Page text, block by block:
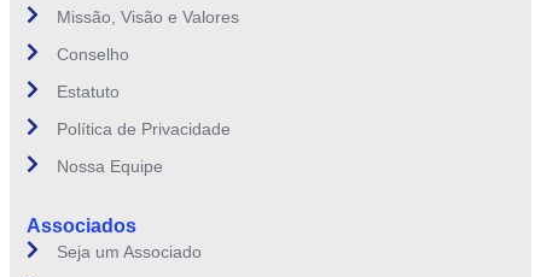
Missão, Visão e Valores
Conselho
Estatuto
Política de Privacidade
Nossa Equipe
Associados
Seja um Associado